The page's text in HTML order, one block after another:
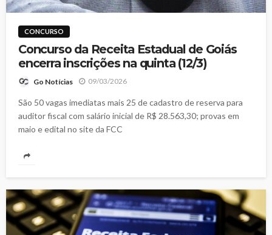
CONCURSO
Concurso da Receita Estadual de Goiás
encerra inscrições na quinta (12/3)
Go Notícias 09/03/2026
São 50 vagas imediatas mais 25 de cadastro de reserva para
auditor fiscal com salário inicial de R$ 28.563,30; provas em
maio e edital no site da FCC